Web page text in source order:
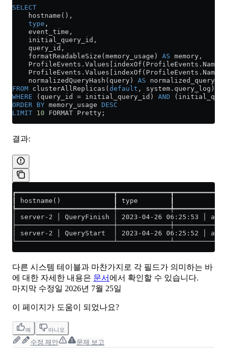
SELECT
    hostname(),
    type
,
    event_time,
    initial_query_id,
    query_id,
    formatReadableSize(memory_usage)
AS memory,
    ProfileEvents
. Values
    ProfileEvents
. Values
    normalizedQueryHash(query)
AS
FROM clusterAllReplicas(default , system . query_log )
WHERE (query_id = initial_query_id) AND
ORDER BY memory_usage DESC
LIMIT 10 FORMAT Pretty;
결과:
┃ hostname()             ┃ type        ┃
│ server-2 │ QueryFinish │ 2023-04-26 06:25:53 │
│ server-2 │ QueryStart  │ 2023-04-26 06:25:52 │
다른 시스템 테이블과 마찬가지로 각 필드가 의미하는 바
에 대한 자세한 내용은 문서 에서 확인할 수 있습니다.
마지막 수정일 2026년 7월 25일
이 페이지가 도움이 되었나요?
예 아니오
수정 제안 문제 보고